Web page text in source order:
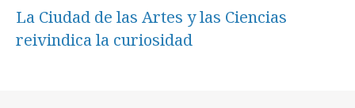
La Ciudad de las Artes y las Ciencias
reivindica la curiosidad